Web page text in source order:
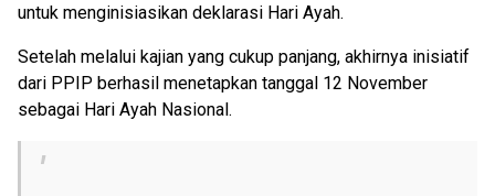
untuk menginisiasikan deklarasi Hari Ayah.
Setelah melalui kajian yang cukup panjang, akhirnya inisiatif
dari PPIP berhasil menetapkan tanggal 12 November
sebagai Hari Ayah Nasional.